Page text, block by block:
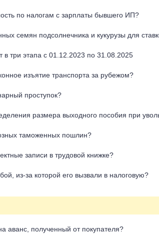
по налогам с зарплаты бывшего ИП?
семян подсолнечника и кукурузы для
в три этапа с 01.12.2023 по 31.08.2025
изъятие транспорта за рубежом?
проступок?
размера выходного пособия при
таможенных пошлин?
записи в трудовой книжке?
из-за которой его вызвали в налоговую?
аванс, полученный от покупателя?